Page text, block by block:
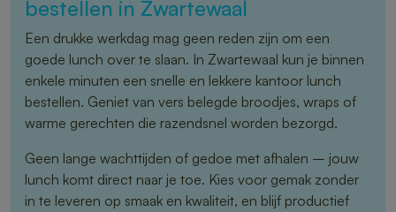
bestellen in Zwartewaal
Een drukke werkdag mag geen reden zijn om een
goede lunch over te slaan. In Zwartewaal kun je binnen
enkele minuten een snelle en lekkere kantoor lunch
bestellen. Geniet van vers belegde broodjes, wraps of
warme gerechten die razendsnel worden bezorgd.
Geen lange wachttijden of gedoe met afhalen – jouw
lunch komt direct naar je toe. Kies voor gemak zonder
in te leveren op smaak en kwaliteit, en blijf productief